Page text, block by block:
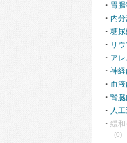
胃腸
内
糖尿
リ
ア
神経
血
腎臓
人
緩和
(0)